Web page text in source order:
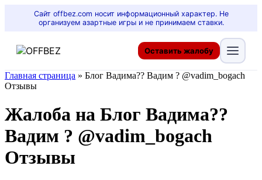
Сайт offbez.com носит информационный характер. Не
организуем азартные игры и не принимаем ставки.
Оставить жалобу
Главная страница » Блог Вадима?? Вадим ? @vadim_bogach
Отзывы
Жалоба на Блог Вадима??
Вадим ? @vadim_bogach
Отзывы